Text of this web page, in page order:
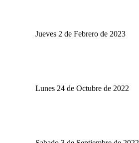
Jueves 2 de Febrero de 2023
Lunes 24 de Octubre de 2022